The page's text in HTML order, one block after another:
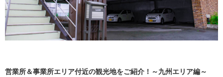
営業所＆事業所エリア付近の観光地をご紹介！～九州エリア編～